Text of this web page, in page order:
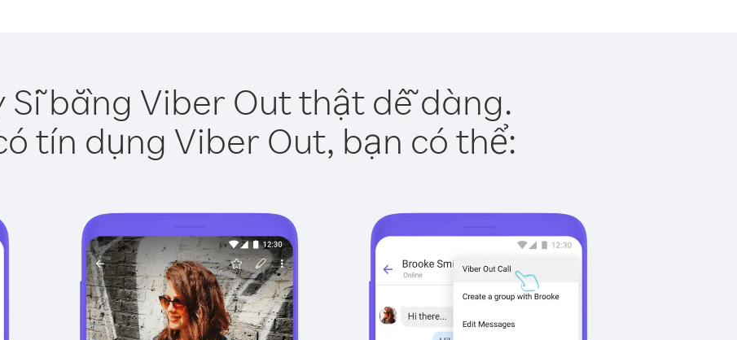
Sĩ bằng Viber Out thật dễ dàng.
tín dụng Viber Out, bạn có thể: